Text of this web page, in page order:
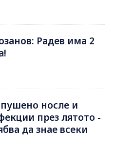
Радев има 2
носле и
през лятотo -
да знае всеки